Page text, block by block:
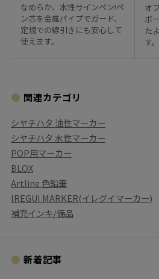
なめらか、水性サインペン!ペ
ン芯を金属パイプでガード、
定規での線引きにも安心して
使えます。
オ
ボ
た
す。
関連カテゴリ
シヤチハタ 油性マーカー
シヤチハタ 水性マーカー
POP用マーカー
BLOX
Artline 色鉛筆
IREGUI MARKER(イレグイマーカー)
補充インキ/備品
新着記事